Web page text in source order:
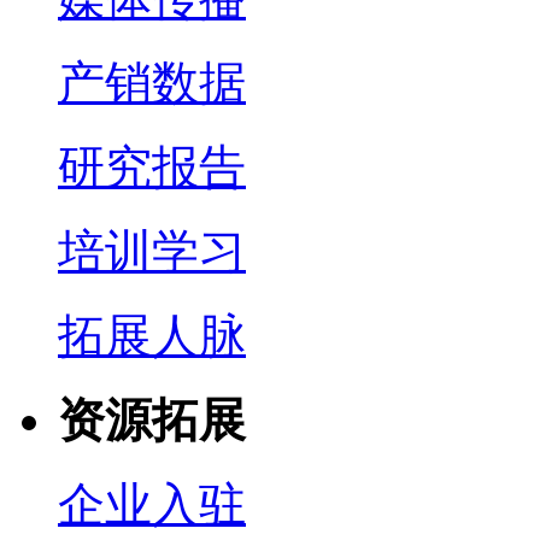
产销数据
研究报告
培训学习
拓展人脉
资源拓展
企业入驻